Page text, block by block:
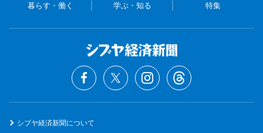
暮らす・働く 学ぶ・知る 特集
シブヤ経済新聞について